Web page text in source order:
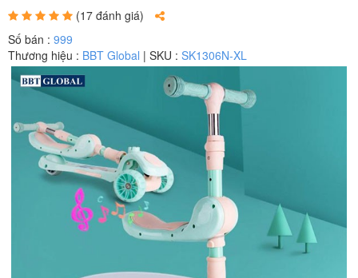
(17 đánh giá)
Số bán : 999
Thương hiệu : BBT Global | SKU : SK1306N-XL